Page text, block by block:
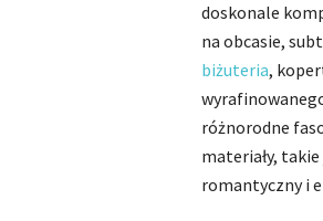
doskonale
na obcasie,
biżuteria,
różnorodne
materiały,
romantyczny i